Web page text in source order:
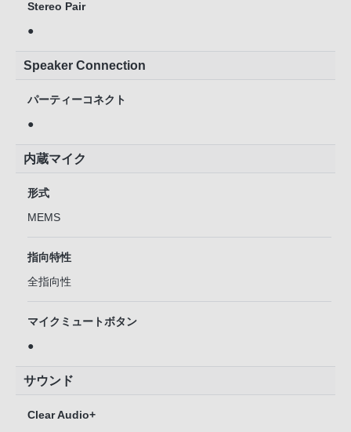
Stereo Pair
●
Speaker Connection
パーティーコネクト
●
内蔵マイク
形式
MEMS
指向特性
全指向性
マイクミュートボタン
●
サウンド
Clear Audio+